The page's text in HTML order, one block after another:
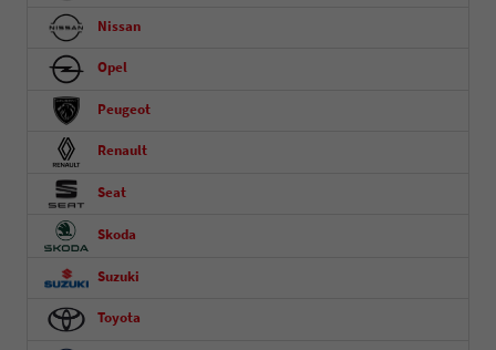
Nissan
Opel
Peugeot
Renault
Seat
Skoda
Suzuki
Toyota